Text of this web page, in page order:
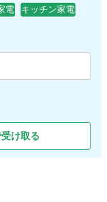
電
キッチン家電
け取る